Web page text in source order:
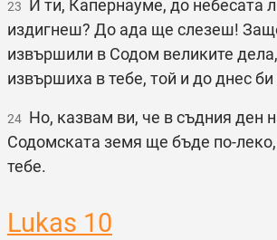
23 И ти, Капернауме, до небесата
издигнеш? До ада ще слезеш!
извършили в Содом великите
извършиха в тебе, той и до днес би
24 Но, казвам ви, че в съдния ден
Содомската земя ще бъде по-
тебе.
Lukas 10